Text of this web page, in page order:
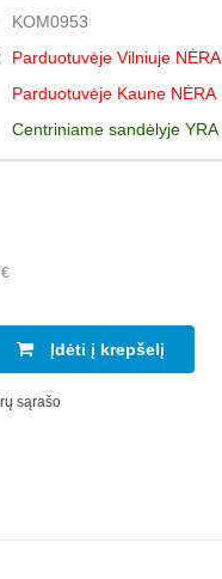
KOM0953
Parduotuvėje Vilniuje NĖRA
Parduotuvėje Kaune NĖRA
Centriniame sandėlyje YRA
Įdėti į krepšelį
sąrašo